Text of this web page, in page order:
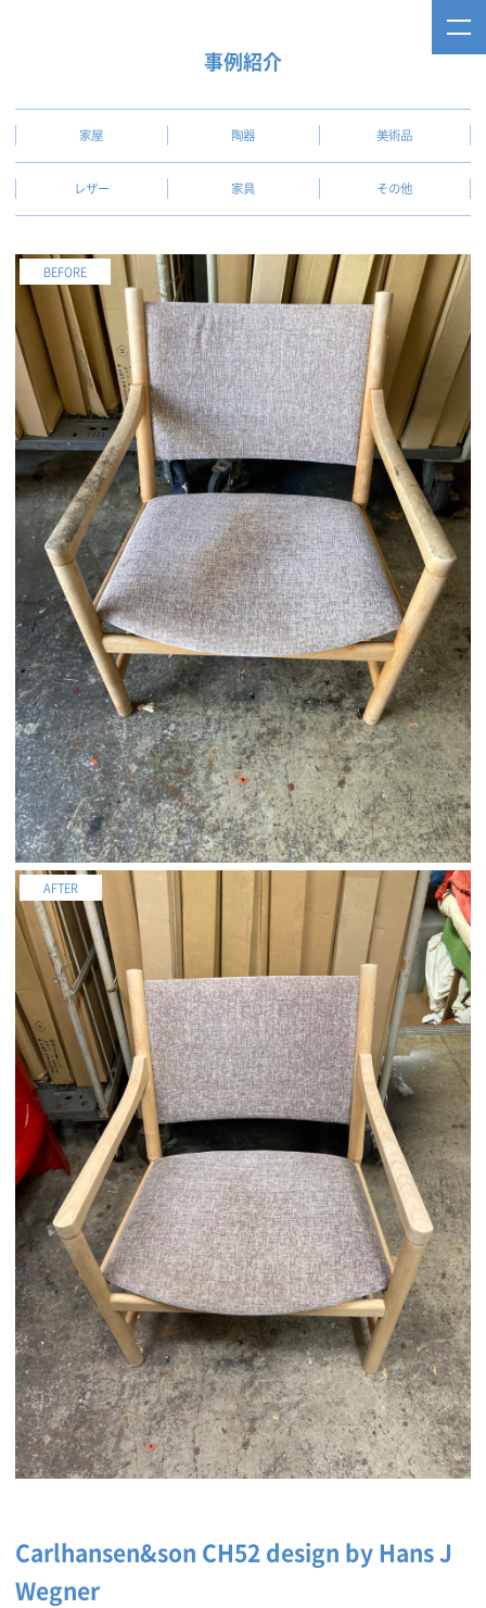
事例紹介
家屋 陶器 美術品
レザー 家具 その他
Carlhansen&son CH52 design by Hans J
Wegner